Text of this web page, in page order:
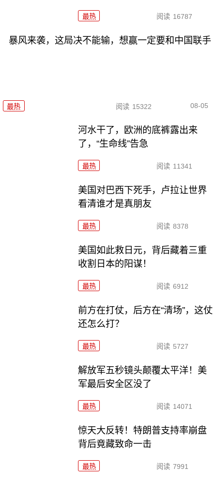
最热 阅读 16787
暴风来袭，这局决不能输，想赢一定要和中国联手
最热 阅读 15322 08-05
河水干了，欧洲的底裤露出来
了，“生命线”告急
最热 阅读 11341
美国对巴西下死手，卢拉让世界
看清谁才是真朋友
最热 阅读 8378
美国如此救日元，背后藏着三重
收割日本的阳谋！
最热 阅读 6912
前方在打仗，后方在“清场”，这仗
还怎么打？
最热 阅读 5727
解放军五秒镜头颠覆太平洋！美
军最后安全区没了
最热 阅读 14071
惊天大反转！特朗普支持率崩盘
背后竟藏致命一击
最热 阅读 7991